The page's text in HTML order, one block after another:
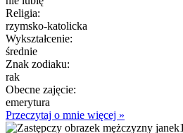
Religia:
rzymsko-katolicka
Wykształcenie:
średnie
Znak zodiaku:
rak
Obecne zajęcie:
emerytura
Przeczytaj o mnie więcej »